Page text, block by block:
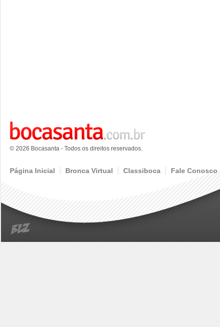
© 2026 Bocasanta - Todos os direitos reservados.
Página Inicial Bronca Virtual Classiboca Fale Conosco